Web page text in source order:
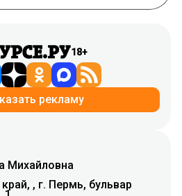
18+
рекламу
Михайловна
, г. Пермь, бульвар